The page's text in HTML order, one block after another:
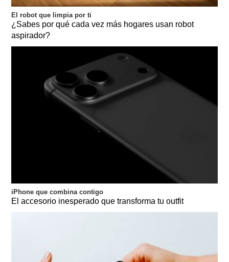
El robot que limpia por ti
¿Sabes por qué cada vez más hogares usan robot
aspirador?
iPhone que combina contigo
El accesorio inesperado que transforma tu outfit